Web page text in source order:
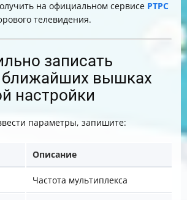
на официальном сервисе РТРС
телевидения.
записать
вышках
настройки
параметры, запишите:
Описание
Частота мультиплекса